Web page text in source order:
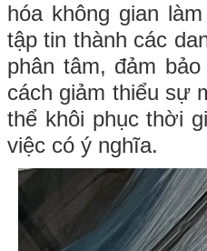
hóa không gian
tập tin thành các
phân tâm, đảm
cách giảm thiểu sự
thể khôi phục thời
việc có ý nghĩa.